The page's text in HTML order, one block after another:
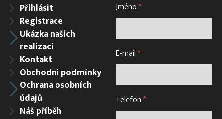
Přihlásit
Registrace
Ukázka našich
realizací
Kontakt
Obchodní podmínky
Ochrana osobních
údajů
Náš příběh
Jméno*
E-mail*
Telefon*